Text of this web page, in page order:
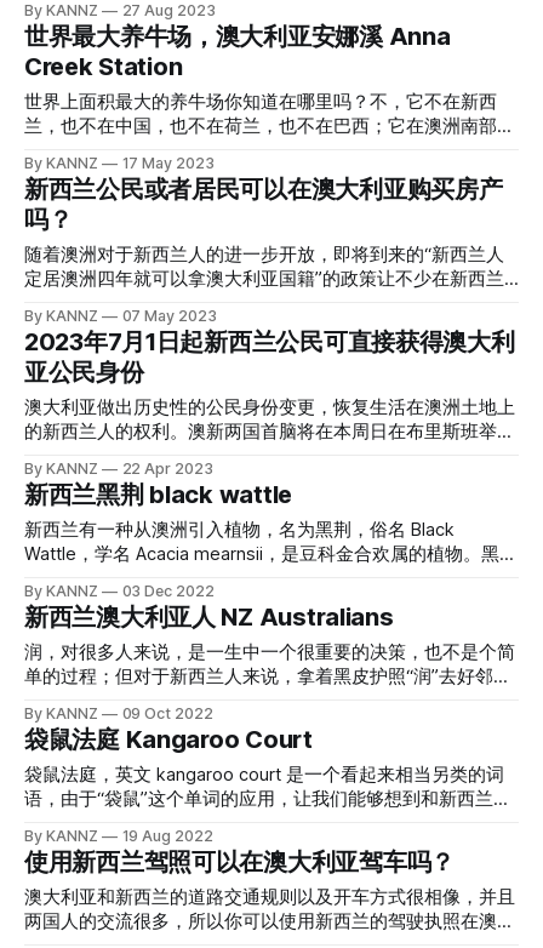
最后一天，人们渴望早些时候结束工作，
料在汽车发动机内抵抗过早燃烧的能力。在您的汽车中添加错
误的燃油可能会导致燃油经济性、动力性下降，甚至产生发动
机爆震，这可能会导致灾难性的活塞或气缸盖故障，让您汽车
趴窝，旅程陷入困境。 由于澳洲是不把路税放在燃料中的，
所以澳大利亚的汽油柴油价格差不多，甚至柴油的价格更贵一
急，站长的经验是它们的油枪送油的速度普遍比新西兰更慢，
你需要耐心点等待。再有，就是澳洲的汽油分的种类更多。下
面，咱们一个一个介绍。 91号普通无铅汽油 91 Unleaded 汽
友不知道从哪里听来的“小道消息”，说是澳洲有强制征兵，或
者说是兵役服务，站长写个小百科知识来辟谣一下。 站长搜
了一下，发现是个留学中介写的这个文章，信誓旦旦的说澳洲
强制兵役，而且有了绿卡不是澳洲国籍也要服兵役，甚至留学
生多在澳洲境内学习几年也要服兵役，这谣造的啊，也没谁
是个人或群体为军队或民兵团提供的服务，这服务可以是自愿
性的志愿兵或强制性的征兵。部分国家需要每位国民在无身
体、心理或宗教障碍下，服一定时间兵役；另有部分国家则实
行全面的志愿役。此外，在战时若出现兵力不足，通过征兵也
不能解决问题，可能会强制全体国民参军。 比如华人了解的
比较多的，是韩国、或者是台湾的兵役制度，也就是年轻人到
了一定的岁数，哪怕是和平时期，也要部队里度过相当的时
间。 与征兵制、强制兵役制度相对比，是募兵制，也就是在
和平时期内，年轻人没有义务去服兵役，而是自我选择，
By KANNZ 27 Aug 2023
世界最大养牛场，澳大利亚安娜溪 Anna
Creek Station
世界上面积最大的养牛场你知道在哪里吗？不，它不在新西
兰，也不在中国，也不在荷兰，也不在巴西；它在澳洲南部的
界上最大的养牛场，面积相当于一个半北京，或者是接近三个
上海的面积。 安娜溪 Anna Creek Station，土地精确面积为
23,677 平方公里，位于南澳大利亚州的中北部。众所周知，
澳大利亚只有临海的一圈才是风调雨顺适合人类居住的地方，
而深入其内陆地区，则是广袤的沙漠和荒无人员的地区；安娜
标准准、干旱的牧区。 该养牛场目前由私人公司拥有，追溯
它的历史，则可以回到一百多年前，安娜溪最初成立于 1863
年，但于 1872 年迁至现址。原本用于放羊，但由于野狗袭击
造成损失，他们转而使用牛作为饲养的动物，因为野狗对于牛
来说，造不成多大的威胁，体型相差太大。 2013 年 4 月 26
日，
By KANNZ 17 May 2023
新西兰公民或者居民可以在澳大利亚购买房产
吗？
随着澳洲对于新西兰人的进一步开放，即将到来的“新西兰人
定居澳洲四年就可以拿澳大利亚国籍”的政策让不少在新西兰
马未动粮草先行，在华人心中有着深深的买房情结，即便现
在“身未动”，但却“心已远”，一些手头有钱的华人就开始考虑
先在澳洲置办一套房产，就算自家先不过去，也可以租出去，
到了未来如果真的要“crossing the ditch”，落地就有房子住，
生活就一切顺利了。 那么，新西兰人和新西兰居民PRV的持有
绝对可以在澳大利亚购买房产。不过，您需要注意一些不同的
事情，因为它不像澳大利亚公民那样简单。请注意，这里说的
是“公民”，如果你持有的不是新西兰的护照，只有新西兰的居
民签证，那么你等同于海外投资，在澳洲买房会有各种各样的
澳洲永久居民即可在澳大利亚购买房产。当新西兰人第一次来
到澳大利亚时，目前会获得一种称为特殊类别签证（444 子
类）的特殊签证，未来更会直接进入“换国籍”的快车道。在购
买房屋方面，您基本上可以与普通澳大利亚公民
By KANNZ 07 May 2023
2023年7月1日起新西兰公民可直接获得澳大利
亚公民身份
澳大利亚做出历史性的公民身份变更，恢复生活在澳洲土地上
的新西兰人的权利。澳新两国首脑将在本周日在布里斯班举行
新西兰公民，提供直接获得澳大利亚公民身份的途径。 从
2023 年 7 月 1 日起，在澳大利亚居住四年或以上的新西兰公
民将有资格直接申请澳大利亚公民身份。他们将不再需要先申
请并获得澳大利亚的永久签证。这些变化适用于 2001 年 2 月
(SCV) 的新西兰公民；同时，受保护的 SCV 持有人将继续有
资格直接申请澳大利亚公民身份。所有特殊类别签证持有人只
要满足四年居留和其他资格要求，就可以直接申请入籍，这些
要求包括通过性格检查、对澳大利亚有足够的了解、具备基本
参加入籍仪式。 申请费用也很便宜，490澳元。 对于长期居
住在澳大利亚的新西兰公民，这将通过回溯他们的永久居留时
间来支持他们的澳大利亚国籍申请。 《2007 年澳大利亚公民
法》规定了通过授予获得澳大利亚公民身份的一般居住要求。
By KANNZ 22 Apr 2023
新西兰黑荆 black wattle
新西兰有一种从澳洲引入植物，名为黑荆，俗名 Black
Wattle，学名 Acacia mearnsii，是豆科金合欢属的植物。黑荆
新西兰，中国大陆的四川、广西、广东、浙江、云南、福建等
地也有广泛分布，由于生长快树木可以长得很高遮蔽阳光导致
其它植物死亡，黑荆在全球一些地区被列入“入侵物种”。目前
全世界除了南极洲以外，各大洲都能发现它了。 黑荆植物环
人类活动的城市边缘，都能扎根发芽。 黑荆的起源在澳大利
亚东南部，塔斯马尼亚州，上世纪八十年代初引入新西兰，最
早引入的时候是作为商业作物来进行的。在新西兰的南半球海
洋性季节影响下，黑荆每年在七八九三个月开花，它的花朵很
称，花瓣的颜色是奶油色或者淡黄色到黄色。 开花后，黑荆
会产生大量的种子，而且这种种子可以在休眠的情况下，保持
活力50年，没错，半个世纪后，它的种子都能在合适的环境下
成长。
By KANNZ 03 Dec 2022
新西兰澳大利亚人 NZ Australians
润，对很多人来说，是一生中一个很重要的决策，也不是个简
单的过程；但对于新西兰人来说，拿着黑皮护照“润”去好邻居
人，New Zealand Australian，是指原籍在新西兰的澳大利亚
公民，以及居住在澳大利亚的新西兰移民和外籍人士。从新西
兰移民到澳大利亚是一种普遍现象，因为澳大利亚靠近新西
兰，两国之间的经济和文化联系非常之大，而且国家从文化到
派的政党政府安排下，澳大利亚和新西兰之间的人员体现、并
允许自由流动；非正式的跨塔斯曼旅行安排允许一个国家的公
民自由流动到另一个国家，不管是澳洲人到新西兰，还是新西
兰人去澳洲；这些特权的唯一例外，是身负逮捕令或犯罪背景
By KANNZ 09 Oct 2022
袋鼠法庭 Kangaroo Court
袋鼠法庭，英文 kangaroo court 是一个看起来相当另类的词
语，由于“袋鼠”这个单词的应用，让我们能够想到和新西兰的
这个“袋鼠法庭”完全让人摸不到头脑，但如果了解这个词组的
由来和用法，你就会清楚的知道这个词组的意思。简单一句
话，什么是袋鼠法庭？让人认为不公平的法庭审判或裁决，就
是袋鼠法庭，也叫袋鼠审判。 想到“袋鼠”，肯定会想到全世界
By KANNZ 19 Aug 2022
使用新西兰驾照可以在澳大利亚驾车吗？
澳大利亚和新西兰的道路交通规则以及开车方式很相像，并且
两国人的交流很多，所以你可以使用新西兰的驾驶执照在澳大